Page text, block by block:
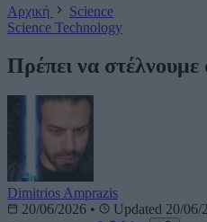
Αρχική
Science
Science Technology
Πρέπει να
Dimitrios Amprazis
20/06/2026 •
Updated 20/06/